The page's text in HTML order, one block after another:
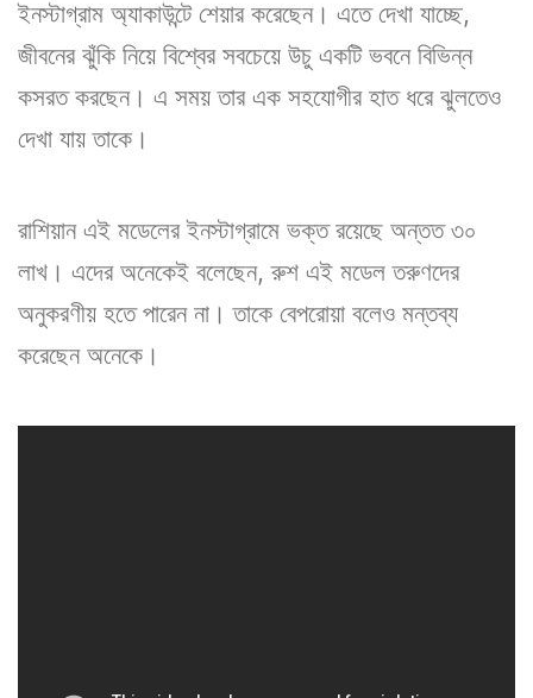
ইনস্টাগ্রাম অ্যাকাউন্টে শেয়ার করেছেন। এতে দেখা যাচ্ছে,
জীবনের ঝুঁকি নিয়ে বিশ্বের সবচেয়ে উচু একটি ভবনে বিভিন্ন
কসরত করছেন। এ সময় তার এক সহযোগীর হাত ধরে ঝুলতেও
দেখা যায় তাকে।
রাশিয়ান এই মডেলের ইনস্টাগ্রামে ভক্ত রয়েছে অন্তত ৩০
লাখ। এদের অনেকেই বলেছেন, রুশ এই মডেল তরুণদের
অনুকরণীয় হতে পারেন না। তাকে বেপরোয়া বলেও মন্তব্য
করেছেন অনেকে।